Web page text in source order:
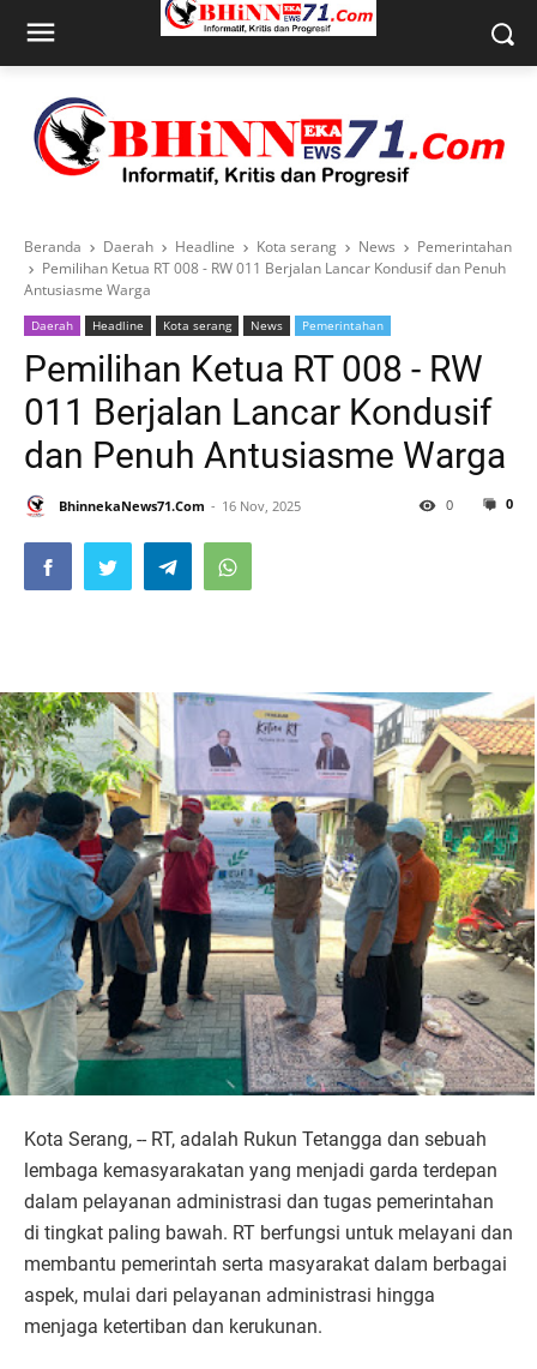
Beranda Daerah Headline Kota serang News
Pemerintahan
Pemilihan Ketua RT 008 - RW 011 Berjalan Lancar Kondusif dan Penuh
Antusiasme Warga
Daerah Headline Kota serang News Pemerintahan
Pemilihan Ketua RT 008 - RW
011 Berjalan Lancar Kondusif
dan Penuh Antusiasme Warga
BhinnekaNews71.Com 16 Nov, 2025 0
0
Kota Serang, -- RT, adalah Rukun Tetangga dan sebuah
lembaga kemasyarakatan yang menjadi garda terdepan
dalam pelayanan administrasi dan tugas pemerintahan
di tingkat paling bawah. RT berfungsi untuk melayani dan
membantu pemerintah serta masyarakat dalam berbagai
aspek, mulai dari pelayanan administrasi hingga
menjaga ketertiban dan kerukunan.